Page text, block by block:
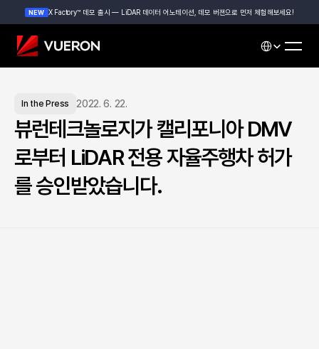
NEW X Factory™ 데모 출시 — LiDAR 데이터 어노테이션, 데모 버젼으로 먼저 체험해보세요!
Select
In the Press 2022. 6. 22.
뷰런테크놀로지가 캘리포니아 DMV
로부터 LiDAR 전용 자율주행차 허가
를 승인받았습니다.